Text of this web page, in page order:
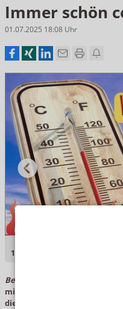
Immer schön
01.07.2025 18:08 Uhr
1 von 16
Berlin
Die warmen Tage in
mit sich: Die Klimaanlage
die Stimmung im Team.